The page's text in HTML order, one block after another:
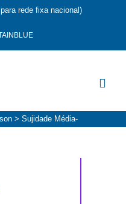
rede fixa nacional)
> Sujidade Média-